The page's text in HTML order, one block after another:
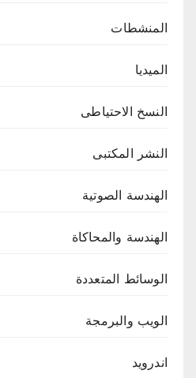
المنشطات
الميديا
النسخ الاحتياطى
النشر المكتبى
الهندسة الصوتية
الهندسة والمحاكاة
الوسائط المتعددة
الويب والبرمجة
اندرويد